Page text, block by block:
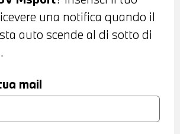
ANTERIORI E
RETROCAMERA DI
- TELAIO SPORTIVO M - KIT
M - LUCIDO SHADOW
IN SENSATEC TRAFORATA
SPORTIVO M
IN PELLE - CAMBIO
una notifica quando il
auto scende al di sotto di
mail